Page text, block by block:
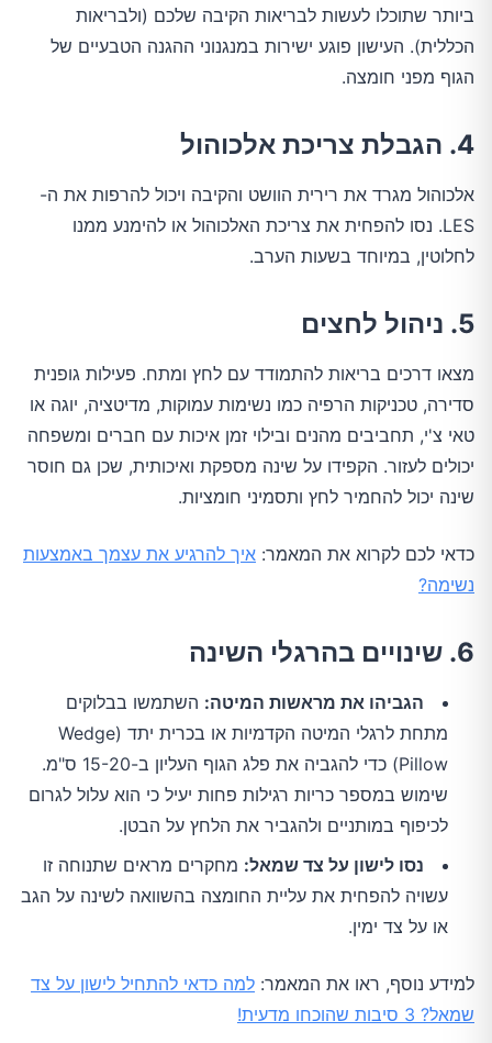
ביותר שתוכלו לעשות לבריאות הקיבה שלכם (ולבריאות
הכללית). העישון פוגע ישירות במנגנוני ההגנה הטבעיים של
הגוף מפני חומצה.
4. הגבלת צריכת אלכוהול
אלכוהול מגרד את רירית הוושט והקיבה ויכול להרפות את ה-
LES. נסו להפחית את צריכת האלכוהול או להימנע ממנו
לחלוטין, במיוחד בשעות הערב.
5. ניהול לחצים
מצאו דרכים בריאות להתמודד עם לחץ ומתח. פעילות גופנית
סדירה, טכניקות הרפיה כמו נשימות עמוקות, מדיטציה, יוגה או
טאי צ'י, תחביבים מהנים ובילוי זמן איכות עם חברים ומשפחה
יכולים לעזור. הקפידו על שינה מספקת ואיכותית, שכן גם חוסר
שינה יכול להחמיר לחץ ותסמיני חומציות.
כדאי לכם לקרוא את המאמר: איך להרגיע את עצמך באמצעות
נשימה?
6. שינויים בהרגלי השינה
הגביהו את מראשות המיטה: השתמשו בבלוקים
מתחת לרגלי המיטה הקדמיות או בכרית יתד (Wedge
Pillow) כדי להגביה את פלג הגוף העליון ב-15-20 ס"מ.
שימוש במספר כריות רגילות פחות יעיל כי הוא עלול לגרום
לכיפוף במותניים ולהגביר את הלחץ על הבטן.
נסו לישון על צד שמאל: מחקרים מראים שתנוחה זו
עשויה להפחית את עליית החומצה בהשוואה לשינה על הגב
או על צד ימין.
למידע נוסף, ראו את המאמר: למה כדאי להתחיל לישון על צד
שמאל? 3 סיבות שהוכחו מדעית!